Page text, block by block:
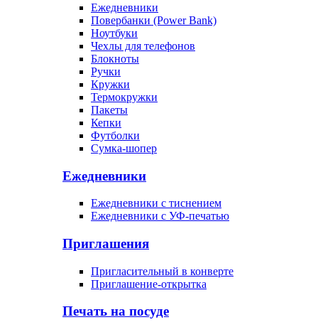
Ежедневники
Повербанки (Power Bank)
Ноутбуки
Чехлы для телефонов
Блокноты
Ручки
Кружки
Термокружки
Пакеты
Кепки
Футболки
Сумка-шопер
Ежедневники
Ежедневники с тиснением
Ежедневники с УФ-печатью
Приглашения
Пригласительный в конверте
Приглашение-открытка
Печать на посуде